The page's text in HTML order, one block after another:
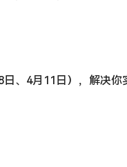
、4月11日），解决你